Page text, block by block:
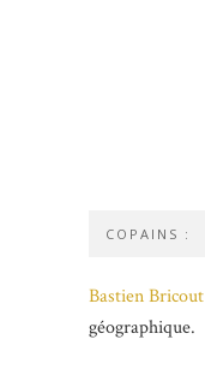
COPAINS :
Bastien Bricout
géographique.